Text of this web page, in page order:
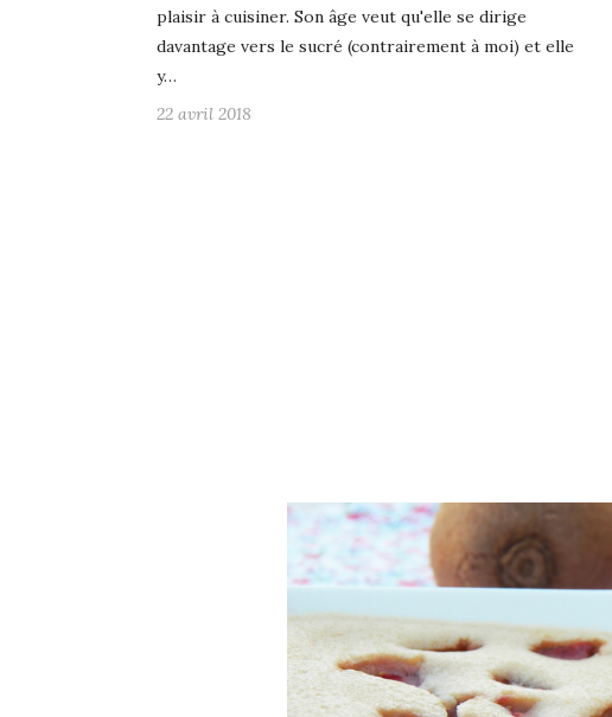
plaisir à cuisiner. Son âge veut qu'elle se dirige
davantage vers le sucré (contrairement à moi) et elle
y…
22 avril 2018